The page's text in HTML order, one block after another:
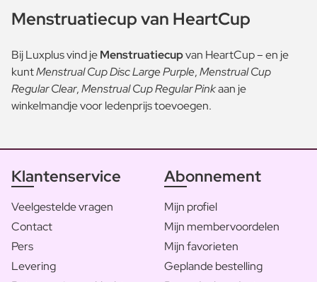
Menstruatiecup van HeartCup
Bij Luxplus vind jeMenstruatiecupvan HeartCup – en je
kuntMenstrual Cup Disc Large Purple,Menstrual Cup
Regular Clear,Menstrual Cup Regular Pinkaan je
winkelmandje voor ledenprijs toevoegen.
Klantenservice
Veelgestelde vragen
Contact
Pers
Levering
Abonnement
Mijn profiel
Mijn membervoordelen
Mijn favorieten
Geplande bestelling